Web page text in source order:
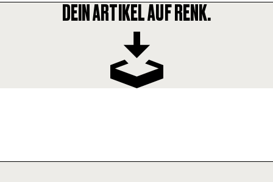
DEIN ARTIKEL AUF RENK.